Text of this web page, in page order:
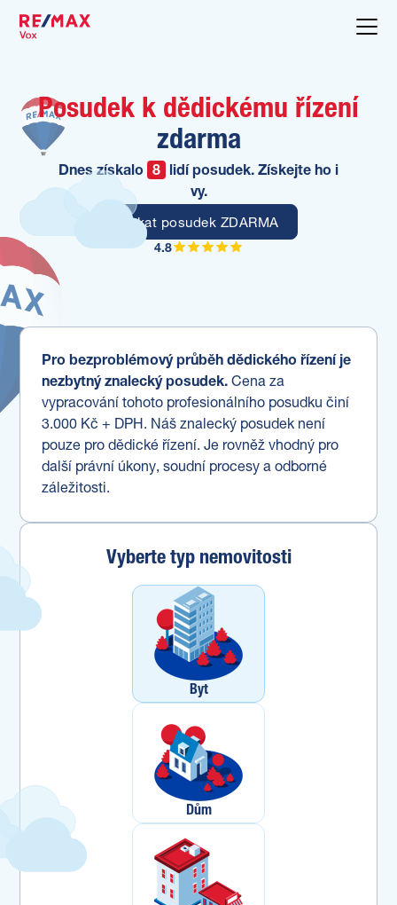
Posudek k dědickému řízení
zdarma
Dnes získalo 8
lidí posudek. Získejte ho i
vy.
Získat posudek ZDARMA
4.8
Pro bezproblémový průběh dědického řízení je
nezbytný znalecký posudek.Cena za
vypracování tohoto profesionálního posudku činí
3.000 Kč + DPH. Náš znalecký posudek není
pouze pro dědické řízení. Je rovněž vhodný pro
další právní úkony, soudní procesy a odborné
záležitosti.
Vyberte typ nemovitosti
Byt
Dům